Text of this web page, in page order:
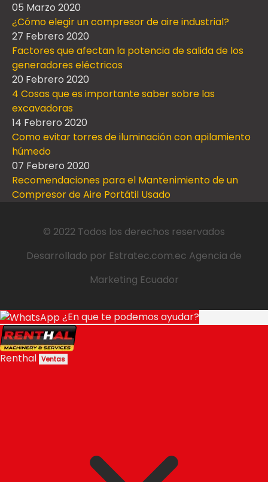
05 Marzo 2020
¿Cómo elegir un compresor de aire industrial?
27 Febrero 2020
Factores que afectan la potencia de salida de los
generadores eléctricos
20 Febrero 2020
4 Cosas que es importante saber sobre las
excavadoras
14 Febrero 2020
Como evitar torres de iluminación con apilamiento
húmedo
07 Febrero 2020
Recomendaciones para el Mantenimiento de un
Compresor de Aire Portátil Usado
© 2022 Todos los derechos reservados
Desarrollado por Estratec.com.ec Agencia de
Marketing Ecuador
¿En que te podemos ayudar?
Renthal Ventas